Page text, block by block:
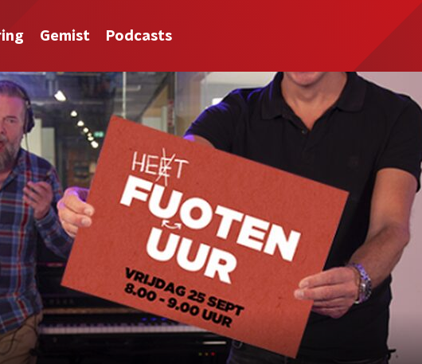
Gemist Podcasts